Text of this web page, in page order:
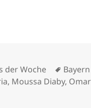
der Woche
, Moussa Diaby,